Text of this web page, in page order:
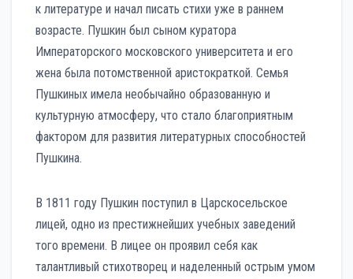
к литературе и начал писать стихи уже в раннем
возрасте. Пушкин был сыном куратора
Императорского московского университета и его
жена была потомственной аристократкой. Семья
Пушкиных имела необычайно образованную и
культурную атмосферу, что стало благоприятным
фактором для развития литературных способностей
Пушкина.
В 1811 году Пушкин поступил в Царскосельское
лицей, одно из престижнейших учебных заведений
того времени. В лицее он проявил себя как
талантливый стихотворец и наделенный острым умом